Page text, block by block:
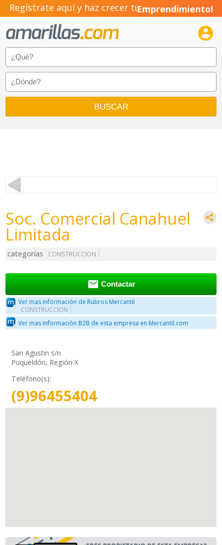
Regístrate aquí y haz crecer tuEmprendimiento!

Soc. Comercial Canahuel
Limitada
categorías CONSTRUCCION
 Contactar
Ver mas información de Rubros Mercantil
CONSTRUCCION
Ver mas información B2B de esta empresa en Mercantil.com
San Agustin s/n
Puqueldón, Región X
Teléfono(s):
(9)96455404